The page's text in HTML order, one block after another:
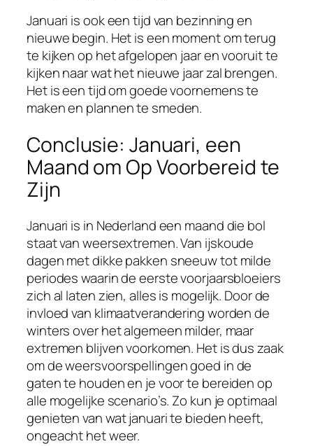
Januari is ook een tijd van bezinning en
nieuwe begin. Het is een moment om terug
te kijken op het afgelopen jaar en vooruit te
kijken naar wat het nieuwe jaar zal brengen.
Het is een tijd om goede voornemens te
maken en plannen te smeden.
Conclusie: Januari, een
Maand om Op Voorbereid te
Zijn
Januari is in Nederland een maand die bol
staat van weersextremen. Van ijskoude
dagen met dikke pakken sneeuw tot milde
periodes waarin de eerste voorjaarsbloeiers
zich al laten zien, alles is mogelijk. Door de
invloed van klimaatverandering worden de
winters over het algemeen milder, maar
extremen blijven voorkomen. Het is dus zaak
om de weersvoorspellingen goed in de
gaten te houden en je voor te bereiden op
alle mogelijke scenario’s. Zo kun je optimaal
genieten van wat januari te bieden heeft,
ongeacht het weer.